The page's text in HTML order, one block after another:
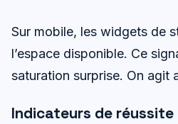
Sur mobile, les widgets de
l’espace disponible. Ce
saturation surprise. On agit
Indicateurs de